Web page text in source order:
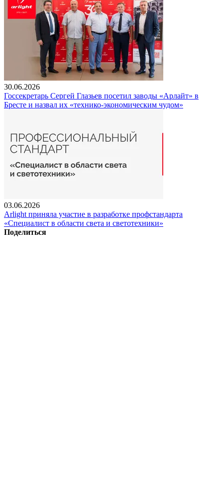
30.06.2026
Госсекретарь Сергей Глазьев посетил заводы «Арлайт» в
Бресте и назвал их «технико-экономическим чудом»
03.06.2026
Arlight приняла участие в разработке профстандарта
«Специалист в области света и светотехники»
Поделиться